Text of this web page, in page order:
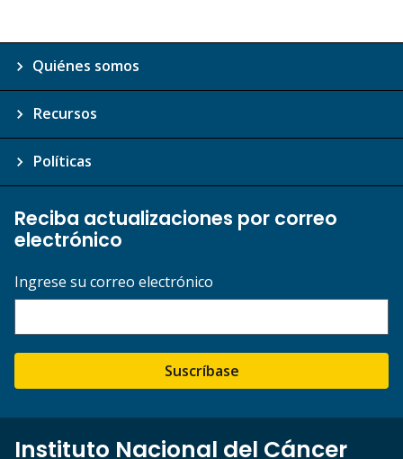
Quiénes somos
Recursos
Políticas
Reciba actualizaciones por correo
electrónico
Ingrese su correo electrónico
Suscríbase
Instituto Nacional del Cáncer